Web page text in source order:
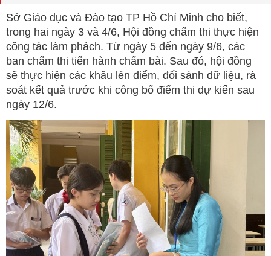
Sở Giáo dục và Đào tạo TP Hồ Chí Minh cho biết,
trong hai ngày 3 và 4/6, Hội đồng chấm thi thực hiện
công tác làm phách. Từ ngày 5 đến ngày 9/6, các
ban chấm thi tiến hành chấm bài. Sau đó, hội đồng
sẽ thực hiện các khâu lên điểm, đối sánh dữ liệu, rà
soát kết quả trước khi công bố điểm thi dự kiến sau
ngày 12/6.